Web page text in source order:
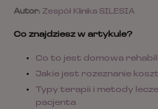
Autor: Zespół Klinika SILESIA
Co znajdziesz w artykule?
Co to jest domowa
Jakie jest rozeznanie
Typy terapii i metody
pacjenta